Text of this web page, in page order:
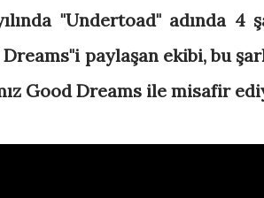
"Undertoad" adında 4
Dreams"i paylaşan ekibi, bu
Good Dreams ile misafir